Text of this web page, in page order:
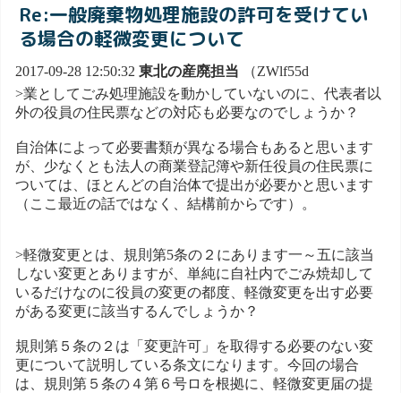
Re:一般廃棄物処理施設の許可を受けてい
る場合の軽微変更について
2017-09-28 12:50:32 東北の産廃担当 （ZWlf55d
>業としてごみ処理施設を動かしていないのに、代表者以
外の役員の住民票などの対応も必要なのでしょうか？
自治体によって必要書類が異なる場合もあると思います
が、少なくとも法人の商業登記簿や新任役員の住民票に
ついては、ほとんどの自治体で提出が必要かと思います
（ここ最近の話ではなく、結構前からです）。
>軽微変更とは、規則第5条の２にあります一～五に該当
しない変更とありますが、単純に自社内でごみ焼却して
いるだけなのに役員の変更の都度、軽微変更を出す必要
がある変更に該当するんでしょうか？
規則第５条の２は「変更許可」を取得する必要のない変
更について説明している条文になります。今回の場合
は、規則第５条の４第６号ロを根拠に、軽微変更届の提